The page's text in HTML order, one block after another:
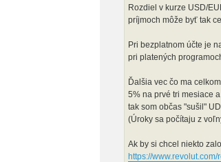
Rozdiel v kurze USD/
príjmoch môže byť tak
Pri bezplatnom účte je
pri platených
Ďalšia vec čo ma
5% na prvé tri mesiace
tak som občas "sušil"
(Úroky sa počítaju z
Ak by si chcel niekto
https://